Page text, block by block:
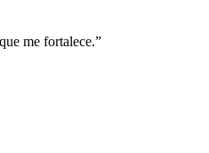
me fortalece.”